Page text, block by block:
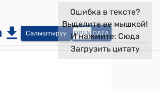
Салыштыруу OPEN DATA
Ошибка в тексте?
Выделите ее мышкой!
И нажмите: Сюда
Загрузить цитату